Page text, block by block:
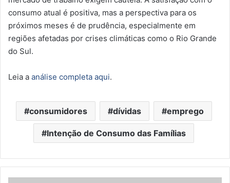
consumo atual é positiva, mas a perspectiva para os
próximos meses é de prudência, especialmente em
regiões afetadas por crises climáticas como o Rio Grande
do Sul.
Leia a análise completa aqui.
consumidores dívidas emprego
Intenção de Consumo das Famílias